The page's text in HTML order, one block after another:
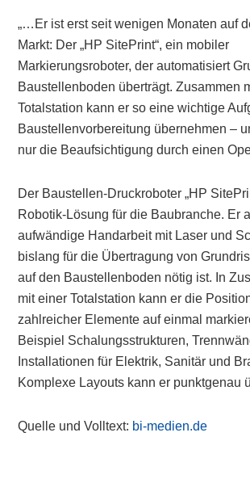
„…Er ist erst seit wenigen Monaten auf
Markt: Der „HP SitePrint“, ein mobiler
Markierungsroboter, der automatisiert
Baustellenboden überträgt. Zusammen
Totalstation kann er so eine wichtige
Baustellenvorbereitung übernehmen –
nur die Beaufsichtigung durch einen
Der Baustellen-Druckroboter „HP
Robotik-Lösung für die Baubranche. Er
aufwändige Handarbeit mit Laser und
bislang für die Übertragung von
auf den Baustellenboden nötig ist. In
mit einer Totalstation kann er die
zahlreicher Elemente auf einmal
Beispiel Schalungsstrukturen,
Installationen für Elektrik, Sanitär und
Komplexe Layouts kann er punktgenau
Quelle und Volltext: bi-medien.de